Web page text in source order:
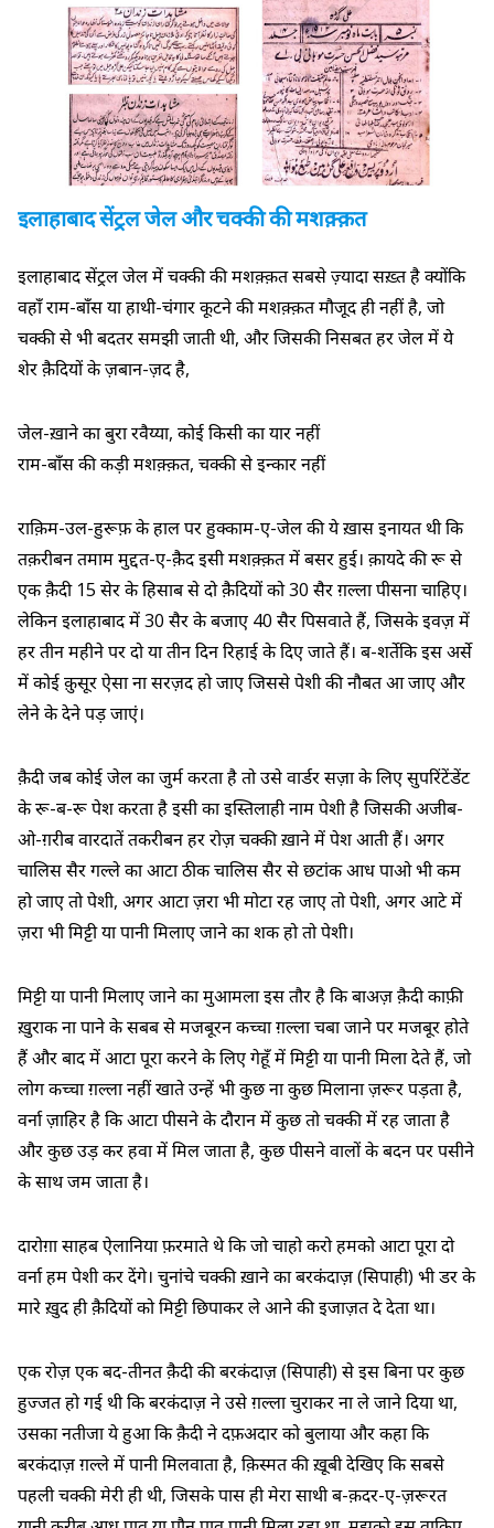
इलाहाबाद सेंट्रल जेल और चक्की की मशक़्क़त
इलाहाबाद सेंट्रल जेल में चक्की की मशक़्क़त सबसे ज़्यादा सख़्त है क्योंकि
वहाँ राम-बाँस या हाथी-चंगार कूटने की मशक़्क़त मौजूद ही नहीं है, जो
चक्की से भी बदतर समझी जाती थी, और जिसकी निसबत हर जेल में ये
शेर क़ैदियों के ज़बान-ज़द है,
जेल-ख़ाने का बुरा रवैय्या, कोई किसी का यार नहीं
राम-बाँस की कड़ी मशक़्क़त, चक्की से इन्कार नहीं
राक़िम-उल-हुरूफ़ के हाल पर हुक्काम-ए-जेल की ये ख़ास इनायत थी कि
तक़रीबन तमाम मुद्दत-ए-क़ैद इसी मशक़्क़त में बसर हुई। क़ायदे की रू से
एक क़ैदी 15 सेर के हिसाब से दो क़ैदियों को 30 सैर ग़ल्ला पीसना चाहिए।
लेकिन इलाहाबाद में 30 सैर के बजाए 40 सैर पिसवाते हैं, जिसके इवज़ में
हर तीन महीने पर दो या तीन दिन रिहाई के दिए जाते हैं। ब-शर्तेकि इस अर्से
में कोई क़ुसूर ऐसा ना सरज़द हो जाए जिससे पेशी की नौबत आ जाए और
लेने के देने पड़ जाएं।
क़ैदी जब कोई जेल का जुर्म करता है तो उसे वार्डर सज़ा के लिए सुपरिंटेंडेंट
के रू-ब-रू पेश करता है इसी का इस्तिलाही नाम पेशी है जिसकी अजीब-
ओ-ग़रीब वारदातें तकरीबन हर रोज़ चक्की ख़ाने में पेश आती हैं। अगर
चालिस सैर गल्ले का आटा ठीक चालिस सैर से छटांक आध पाओ भी कम
हो जाए तो पेशी, अगर आटा ज़रा भी मोटा रह जाए तो पेशी, अगर आटे में
ज़रा भी मिट्टी या पानी मिलाए जाने का शक हो तो पेशी।
मिट्टी या पानी मिलाए जाने का मुआमला इस तौर है कि बाअज़ क़ैदी काफ़ी
ख़ुराक ना पाने के सबब से मजबूरन कच्चा ग़ल्ला चबा जाने पर मजबूर होते
हैं और बाद में आटा पूरा करने के लिए गेहूँ में मिट्टी या पानी मिला देते हैं, जो
लोग कच्चा ग़ल्ला नहीं खाते उन्हें भी कुछ ना कुछ मिलाना ज़रूर पड़ता है,
वर्ना ज़ाहिर है कि आटा पीसने के दौरान में कुछ तो चक्की में रह जाता है
और कुछ उड़ कर हवा में मिल जाता है, कुछ पीसने वालों के बदन पर पसीने
के साथ जम जाता है।
दारोग़ा साहब ऐलानिया फ़रमाते थे कि जो चाहो करो हमको आटा पूरा दो
वर्ना हम पेशी कर देंगे। चुनांचे चक्की ख़ाने का बरकंदाज़ (सिपाही) भी डर के
मारे ख़ुद ही क़ैदियों को मिट्टी छिपाकर ले आने की इजाज़त दे देता था।
एक रोज़ एक बद-तीनत क़ैदी की बरकंदाज़ (सिपाही) से इस बिना पर कुछ
हुज्जत हो गई थी कि बरकंदाज़ ने उसे ग़ल्ला चुराकर ना ले जाने दिया था,
उसका नतीजा ये हुआ कि क़ैदी ने दफ़अदार को बुलाया और कहा कि
बरकंदाज़ ग़ल्ले में पानी मिलवाता है, क़िस्मत की ख़ूबी देखिए कि सबसे
पहली चक्की मेरी ही थी, जिसके पास ही मेरा साथी ब-क़दर-ए-ज़रूरत